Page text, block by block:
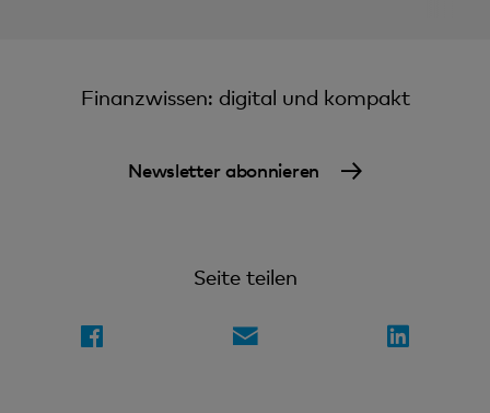
Finanzwissen: digital und kompakt
Newsletter abonnieren
Seite teilen